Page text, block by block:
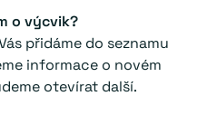
o výcvik?
přidáme do seznamu
informace o novém
otevírat další.